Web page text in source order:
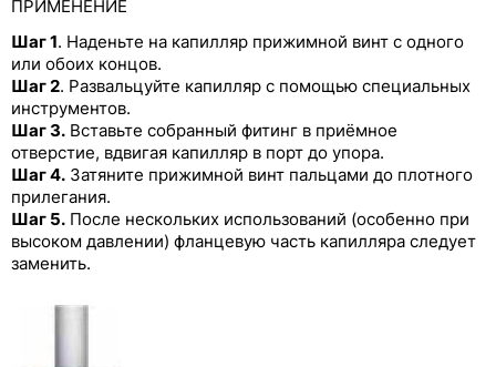
ПРИМЕНЕНИЕ
Шаг 1. Наденьте на капилляр прижимной винт с одного
или обоих концов.
Шаг 2. Развальцуйте капилляр с помощью специальных
инструментов.
Шаг 3. Вставьте собранный фитинг в приёмное
отверстие, вдвигая капилляр в порт до упора.
Шаг 4. Затяните прижимной винт пальцами до плотного
прилегания.
Шаг 5. После нескольких использований (особенно при
высоком давлении) фланцевую часть капилляра следует
заменить.
полимеров
Бесфланцевые фитинги из окрашенного
полипропилена
Бесфланцевые фитинги из PP и PTFE с
предустановленным моментом затяжки
Бесфланцевые фитинги из PP и PTFE с
защитой от раскручивания
Бесфланцевые фитинги из PPS со стопорным
кольцом
Заглушки из РР и PTFE